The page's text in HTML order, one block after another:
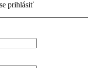
prihlásiť